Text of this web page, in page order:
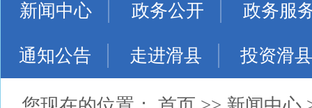
新闻中心 政务公开 政务服
通知公告 走进滑县 投资滑县